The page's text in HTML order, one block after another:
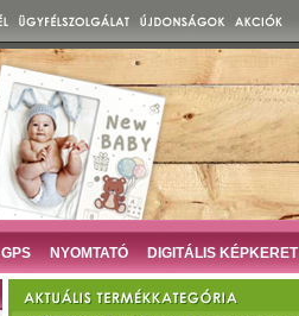
GPS NYOMTATÓ DIGITÁLIS KÉPKERET